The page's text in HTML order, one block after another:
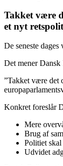
Takket være
et nyt
De seneste
Det mener
”Takket være det
Konkret foreslår
Mere
Brug af
Politiet
Udvidet